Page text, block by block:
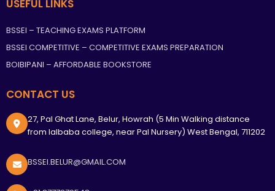
USEFUL LINKS
BSSEI – TEACHING EXAMS PLATFORM
BSSEI COMPETITIVE – COMPETITIVE EXAMS PREPARATION
BOIBIPANI – AFFORDABLE BOOKSTORE
CONTACT US
27, Pal Ghat Lane, Belur, Howrah (5 Min Walking distance
from lalbaba college, near Pal Nursery) West Bengal, 711202
BSSEI.BELUR@GMAIL.COM